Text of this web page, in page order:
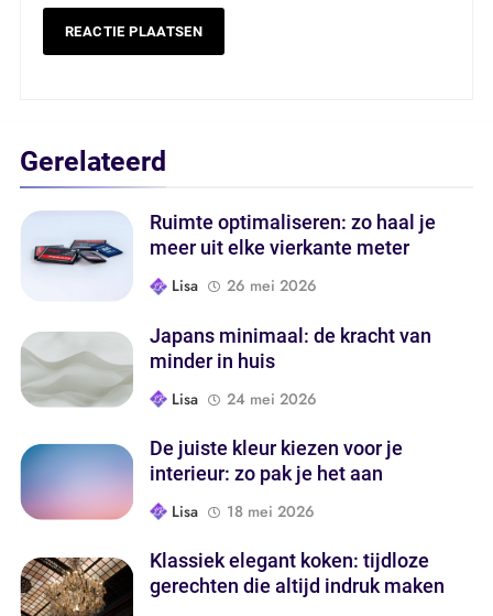
Gerelateerd
Ruimte optimaliseren: zo haal je
meer uit elke vierkante meter
Lisa
26 mei 2026
Japans minimaal: de kracht van
minder in huis
Lisa
24 mei 2026
De juiste kleur kiezen voor je
interieur: zo pak je het aan
Lisa
18 mei 2026
Klassiek elegant koken: tijdloze
gerechten die altijd indruk maken